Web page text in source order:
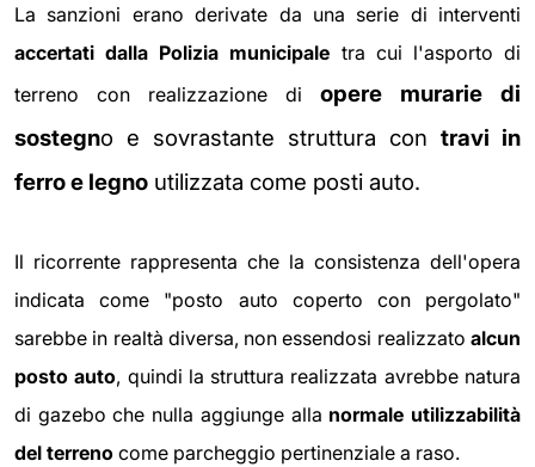
La sanzioni erano derivate da una serie di interventi
accertati dalla Polizia municipale tra cui l'asporto di
terreno con realizzazione di opere murarie di
sostegno e sovrastante struttura con travi in
ferro e legno utilizzata come posti auto.
Il ricorrente rappresenta che la consistenza dell'opera
indicata come "posto auto coperto con pergolato"
sarebbe in realtà diversa, non essendosi realizzato alcun
posto auto, quindi la struttura realizzata avrebbe natura
di gazebo che nulla aggiunge alla normale utilizzabilità
del terreno come parcheggio pertinenziale a raso.